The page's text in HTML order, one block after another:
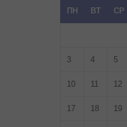
ПН ВТ СР
3 4 5
10 11 12
17 18 19